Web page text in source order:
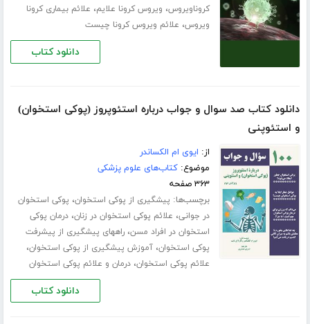
کروناویروس، ویروس کرونا علایم، علائم بیماری کرونا
ویروس، علائم ویروس کرونا چیست
دانلود کتاب
دانلود کتاب صد سوال و جواب درباره استئوپروز (پوکی استخوان)
و استئوپنی
از: ایوی ام الکساندر
موضوع:کتاب‌های علوم پزشکی
۳۶۳ صفحه
برچسب‌ها: پیشگیری از پوکی استخوان، پوکی استخوان
در جوانی، علائم پوکی استخوان در زنان،درمان پوکی
استخوان در افراد مسن،راههای پیشگیری از پیشرفت
پوکی استخوان،آموزش پیشگیری از پوکی استخوان،
علائم پوکی استخوان،درمان و علائم پوکی استخوان
دانلود کتاب